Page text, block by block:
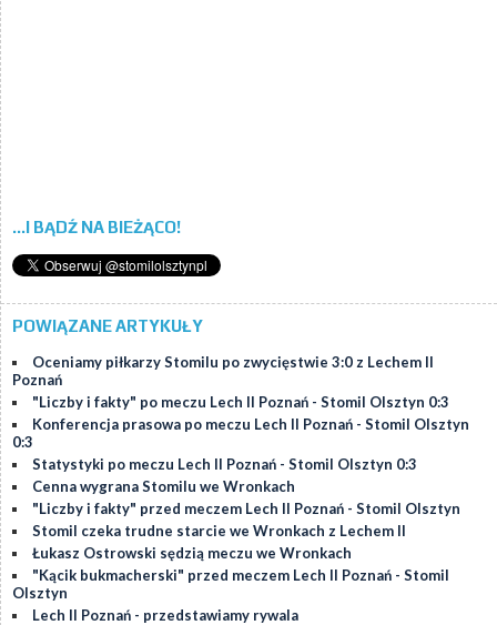
...I BĄDŹ NA BIEŻĄCO!
POWIĄZANE ARTYKUŁY
Oceniamy piłkarzy Stomilu po zwycięstwie 3:0 z Lechem II
Poznań
"Liczby i fakty" po meczu Lech II Poznań - Stomil Olsztyn 0:3
Konferencja prasowa po meczu Lech II Poznań - Stomil Olsztyn
0:3
Statystyki po meczu Lech II Poznań - Stomil Olsztyn 0:3
Cenna wygrana Stomilu we Wronkach
"Liczby i fakty" przed meczem Lech II Poznań - Stomil Olsztyn
Stomil czeka trudne starcie we Wronkach z Lechem II
Łukasz Ostrowski sędzią meczu we Wronkach
"Kącik bukmacherski" przed meczem Lech II Poznań - Stomil
Olsztyn
Lech II Poznań - przedstawiamy rywala